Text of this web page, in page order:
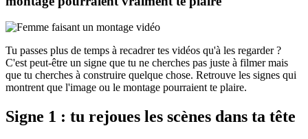
Tu passes plus de temps à recadrer tes vidéos qu'à les regarder ?
C'est peut-être un signe que tu ne cherches pas juste à filmer mais
que tu cherches à construire quelque chose. Retrouve les signes qui
montrent que l'image ou le montage pourraient te plaire.
Signe 1 : tu rejoues les scènes dans ta tête